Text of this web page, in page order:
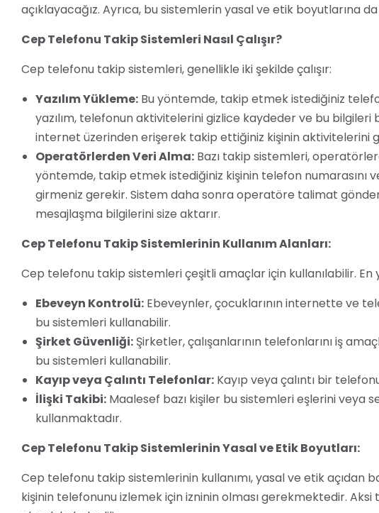
açıklayacağız. Ayrıca, bu sistemlerin yasal ve etik boyutlarına
Cep Telefonu Takip Sistemleri Nasıl Çalışır?
Cep telefonu takip sistemleri, genellikle iki şekilde çalışır:
Yazılım Yükleme: Bu yöntemde, takip etmek istediğiniz
yazılım, telefonun aktivitelerini gizlice kaydeder ve bu bilgileri
internet üzerinden erişerek takip ettiğiniz kişinin aktivitelerini
Operatörlerden Veri Alma: Bazı takip sistemleri,
yöntemde, takip etmek istediğiniz kişinin telefon numarasını
girmeniz gerekir. Sistem daha sonra operatöre talimat
mesajlaşma bilgilerini size aktarır.
Cep Telefonu Takip Sistemlerinin Kullanım Alanları:
Cep telefonu takip sistemleri çeşitli amaçlar için kullanılabilir. En
Ebeveyn Kontrolü: Ebeveynler, çocuklarının internette ve
bu sistemleri kullanabilir.
Şirket Güvenliği: Şirketler, çalışanlarının telefonlarını iş
bu sistemleri kullanabilir.
Kayıp veya Çalıntı Telefonlar: Kayıp veya çalıntı bir
İlişki Takibi: Maalesef bazı kişiler bu sistemleri eşlerini veya
kullanmaktadır.
Cep Telefonu Takip Sistemlerinin Yasal ve Etik Boyutları:
Cep telefonu takip sistemlerinin kullanımı, yasal ve etik açıdan
kişinin telefonunu izlemek için izninin olması gerekmektedir. Aksi